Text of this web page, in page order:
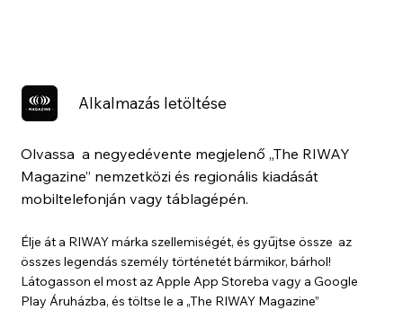
Alkalmazás letöltése
Olvassa a negyedévente megjelenő „The RIWAY
Magazine” nemzetközi és regionális kiadását
mobiltelefonján vagy táblagépén.
Élje át a RIWAY márka szellemiségét, és gyűjtse össze az
összes legendás személy történetét bármikor, bárhol!
Látogasson el most az Apple App Storeba vagy a Google
Play Áruházba, és töltse le a „The RIWAY Magazine”